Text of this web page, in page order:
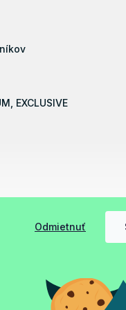
Odmietnuť
EXCLUSIVE